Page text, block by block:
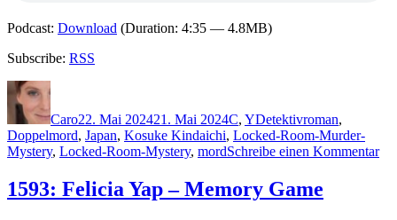
Podcast: Download (Duration: 4:35 — 4.8MB)
Subscribe: RSS
Autor
Caro22. Mai 202421. Mai 2024C, YDetektivroman,
Doppelmord, Japan, Kosuke Kindaichi, Locked-Room-Murder-
Mystery, Locked-Room-Mystery, mordSchreibe einen Kommentarzu
1593: Felicia Yap – Memory Game